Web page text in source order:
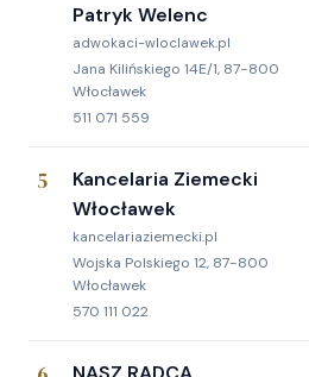
Patryk Welenc
adwokaci-wloclawek.pl
Jana Kilińskiego 14E/1, 87-800
Włocławek
511 071 559
5
Kancelaria Ziemecki
Włocławek
kancelariaziemecki.pl
Wojska Polskiego 12, 87-800
Włocławek
570 111 022